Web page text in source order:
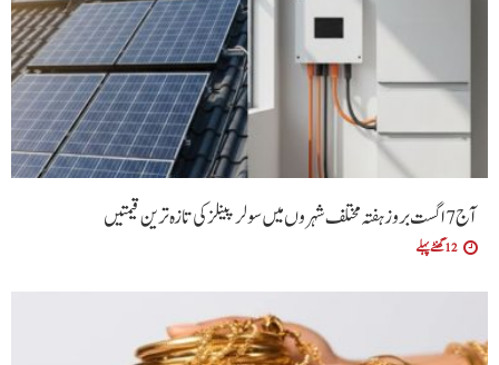
آج 7 اگست بروز ہفتہ مختلف شہروں میں سولر پینلز کی تازہ ترین قیمتیں
12 گھنٹے پہلے